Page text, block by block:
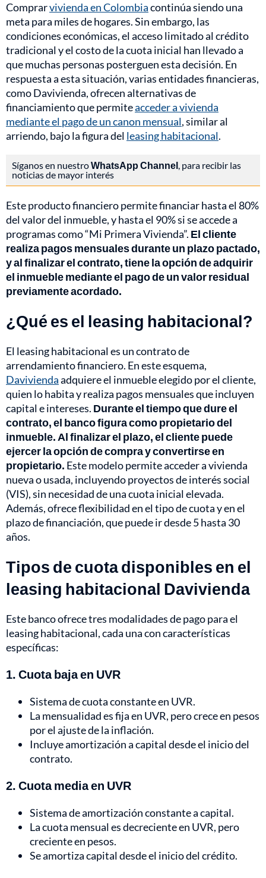
Comprarvivienda en Colombiacontinúa siendo una
meta para miles de hogares. Sin embargo, las
condiciones económicas, el acceso limitado al crédito
tradicional y el costo de la cuota inicial han llevado a
que muchas personas posterguen esta decisión. En
respuesta a esta situación, varias entidades financieras,
como Davivienda, ofrecen alternativas de
financiamiento que permiteacceder a vivienda
mediante el pago de un canon mensual, similar al
arriendo, bajo la figura del leasing habitacional.
Síganos en nuestroWhatsApp Channel, para recibir las
noticias de mayor interés
Este producto financiero permite financiar hasta el 80%
del valor del inmueble, y hasta el 90% si se accede a
programas como “Mi Primera Vivienda”. El cliente
realiza pagos mensuales durante un plazo pactado,
y al finalizar el contrato, tiene la opción de adquirir
el inmueble mediante el pago de un valor residual
previamente acordado.
¿Qué es el leasing habitacional?
El leasing habitacional es un contrato de
arrendamiento financiero. En este esquema,
Daviviendaadquiere el inmueble elegido por el cliente,
quien lo habita y realiza pagos mensuales que incluyen
capital e intereses. Durante el tiempo que dure el
contrato, el banco figura como propietario del
inmueble. Al finalizar el plazo, el cliente puede
ejercer la opción de compra y convertirse en
propietario. Este modelo permite acceder a vivienda
nueva o usada, incluyendo proyectos de interés social
(VIS), sin necesidad de una cuota inicial elevada.
Además, ofrece flexibilidad en el tipo de cuota y en el
plazo de financiación, que puede ir desde 5 hasta 30
años.
Tipos de cuota disponibles en el
leasing habitacional Davivienda
Este banco ofrece tres modalidades de pago para el
leasing habitacional, cada una con características
específicas:
1. Cuota baja en UVR
Sistema de cuota constante en UVR.
La mensualidad es fija en UVR, pero crece en pesos
por el ajuste de la inflación.
Incluye amortización a capital desde el inicio del
contrato.
2. Cuota media en UVR
Sistema de amortización constante a capital.
La cuota mensual es decreciente en UVR, pero
creciente en pesos.
Se amortiza capital desde el inicio del crédito.